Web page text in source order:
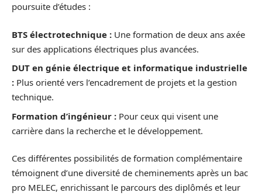
poursuite d’études :
BTS électrotechnique : Une formation de deux ans axée
sur des applications électriques plus avancées.
DUT en génie électrique et informatique industrielle
: Plus orienté vers l’encadrement de projets et la gestion
technique.
Formation d’ingénieur : Pour ceux qui visent une
carrière dans la recherche et le développement.
Ces différentes possibilités de formation complémentaire
témoignent d’une diversité de cheminements après un bac
pro MELEC, enrichissant le parcours des diplômés et leur